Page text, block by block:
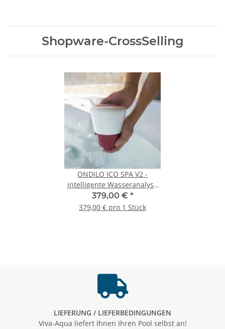
Shopware-CrossSelling
ONDILO ICO SPA V2 -
intelligente Wasseranalyse
für den Pool, SwimSpa &
Whirlpool
379,00 € *
379,00 € pro 1 Stück
LIEFERUNG / LIEFERBEDINGUNGEN
Viva-Aqua liefert Ihnen Ihren Pool selbst an!